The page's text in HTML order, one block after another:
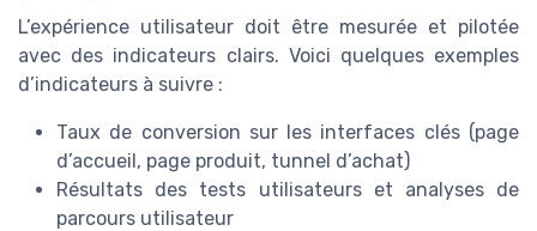
L’expérience utilisateur doit être mesurée et pilotée
avec des indicateurs clairs. Voici quelques exemples
d’indicateurs à suivre :
Taux de conversion sur les interfaces clés (page
d’accueil, page produit, tunnel d’achat)
Résultats des tests utilisateurs et analyses de
parcours utilisateur